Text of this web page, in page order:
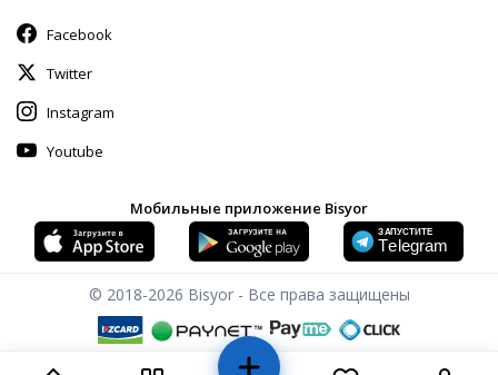
Facebook
Twitter
Instagram
Youtube
Мобильные приложение Bisyor
© 2018-2026 Bisyor - Все права защищены